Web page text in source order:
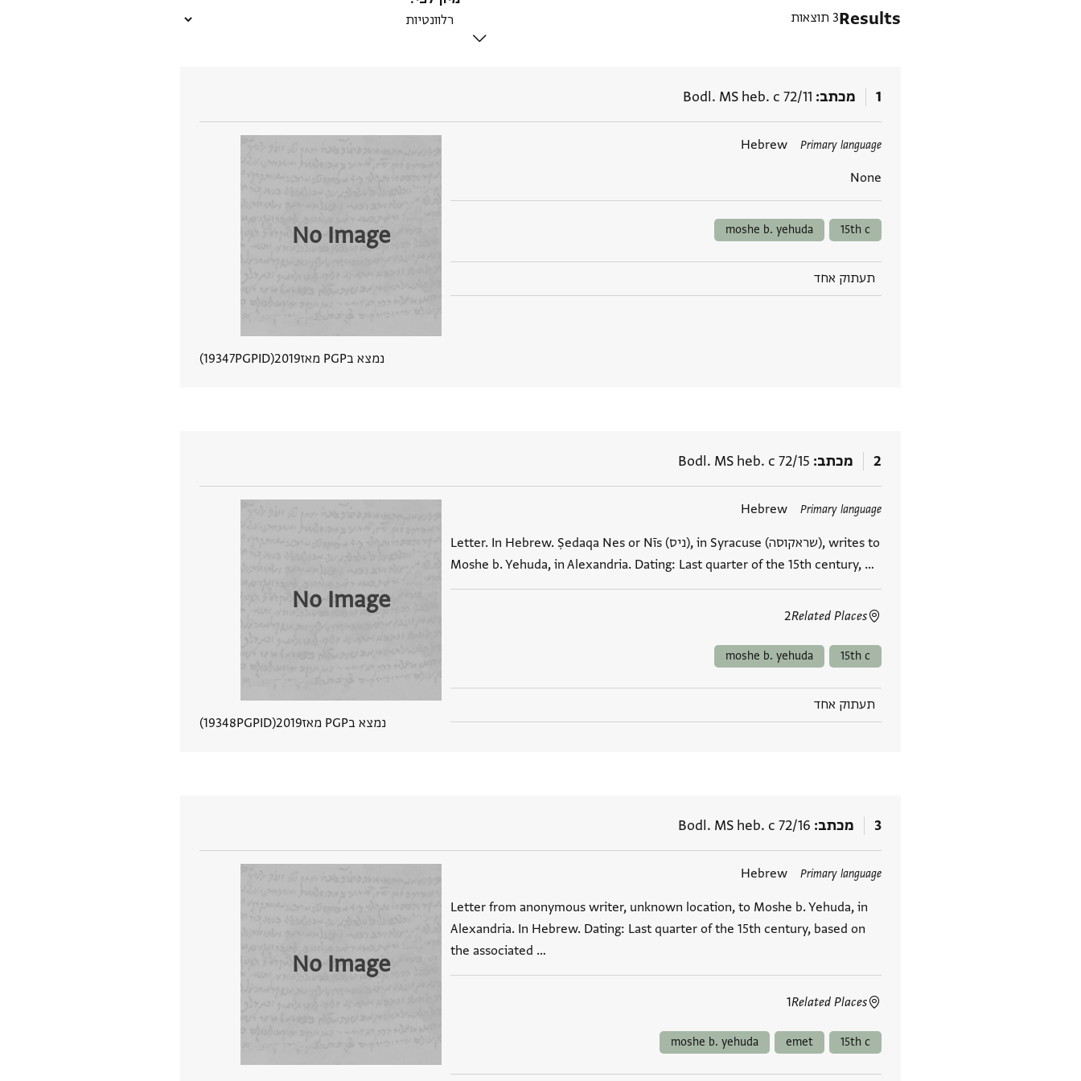
Results3 תוצאות
1 מכתב Bodl. MS heb. c 72/11
Primary language
Hebrew
None
תגים
15th c
moshe b. yehuda
תעתוק אחד
No Image
נמצא בPGP מאז 2019
PGPID
19347
2 מכתב Bodl. MS heb. c 72/15
Primary language
Hebrew
Letter. In Hebrew. Ṣedaqa Nes or Nīs (ניס), in Syracuse (שראקוסה), writes to
Moshe b. Yehuda, in Alexandria. Dating: Last quarter of the 15th century, …
Related Places
2
תגים
15th c
moshe b. yehuda
תעתוק אחד
No Image
נמצא בPGP מאז 2019
PGPID
19348
3 מכתב Bodl. MS heb. c 72/16
Primary language
Hebrew
Letter from anonymous writer, unknown location, to Moshe b. Yehuda, in
Alexandria. In Hebrew. Dating: Last quarter of the 15th century, based on
the associated …
Related Places
1
תגים
15th c
emet
moshe b. yehuda
No Image